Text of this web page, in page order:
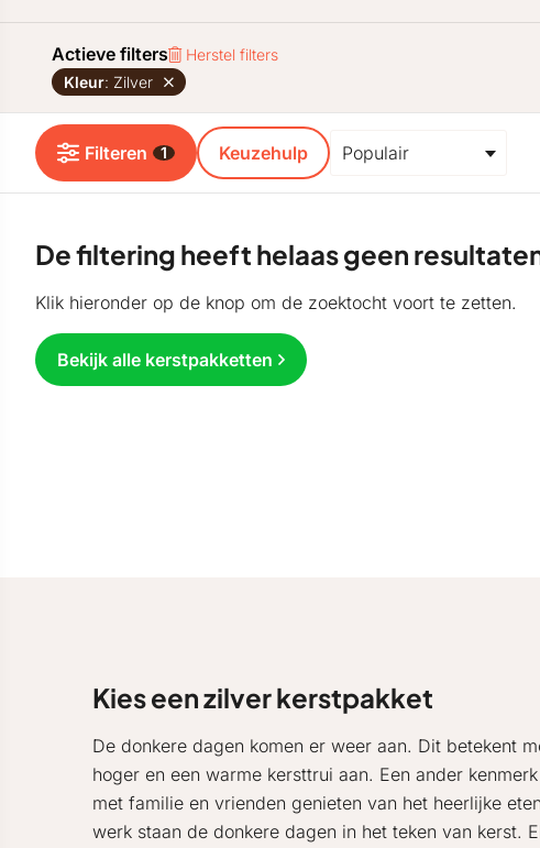
Actieve filters
Herstel filters
Kleur: Zilver
Filteren 1 Keuzehulp
De filtering heeft helaas geen
Klik hieronder op de knop om de zoektocht voort te zetten.
Bekijk alle kerstpakketten
Kies een zilver kerstpakket
De donkere dagen komen er weer aan. Dit betekent
hoger en een warme kersttrui aan. Een ander
met familie en vrienden genieten van het heerlijke
werk staan de donkere dagen in het teken van kerst.